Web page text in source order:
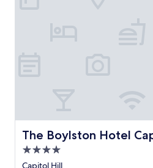
The Boylston Hotel
The Boylston Hotel Capitol
Propiedad
de
Capitol Hill